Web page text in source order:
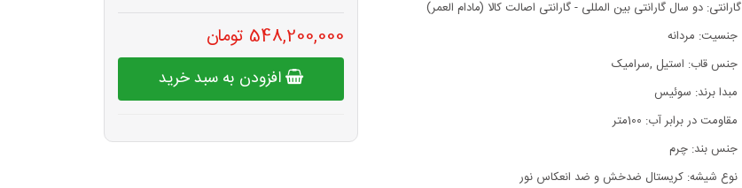
گارانتی: دو سال گارانتی بین المللی - گارانتی اصالت کالا (مادام العمر)
جنسیت: مردانه
جنس قاب: استیل ,سرامیک
مبدا برند: سوئیس
مقاومت در برابر آب: 100متر
جنس بند: چرم
نوع شیشه: کریستال ضدخش و ضد انعکاس نور
548,200,000 تومان
افزودن به سبد خرید